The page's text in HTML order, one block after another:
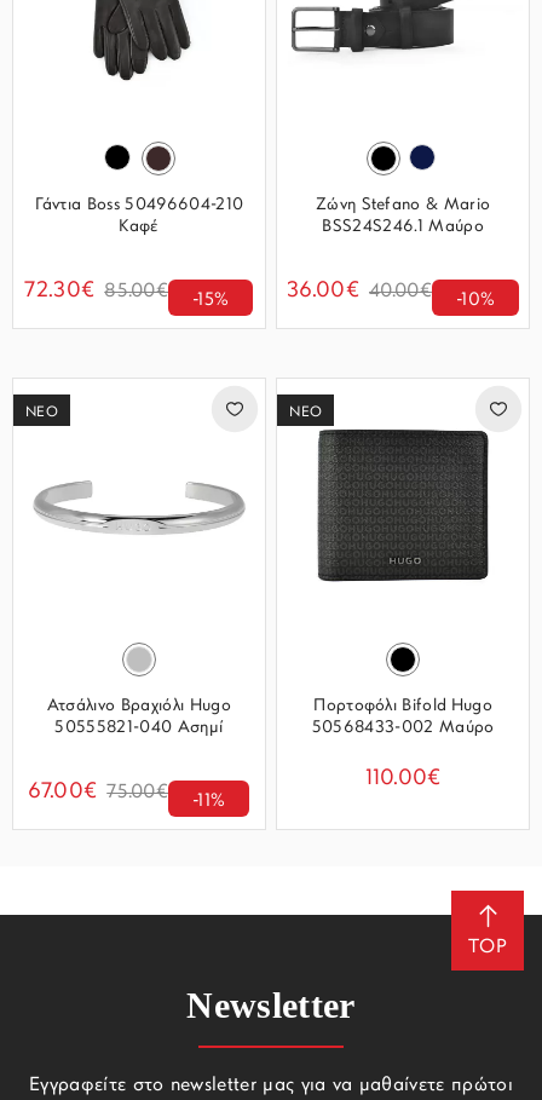
Γάντια Boss 50496604-210
Καφέ
72.30€ 85.00€ -15%
Ζώνη Stefano & Mario
BSS24S246.1 Μαύρο
36.00€ 40.00€ -10%
ΝΕΟ
Ατσάλινο Βραχιόλι Hugo
50555821-040 Ασημί
67.00€ 75.00€ -11%
ΝΕΟ
Πορτοφόλι Bifold Hugo
50568433-002 Μαύρο
110.00€
TOP
Newsletter
Εγγραφείτε στο newsletter μας για να μαθαίνετε πρώτοι